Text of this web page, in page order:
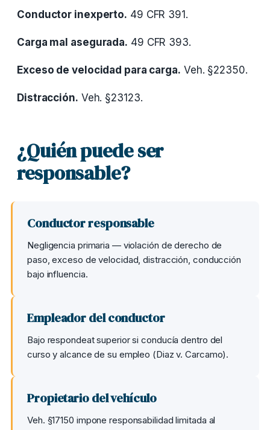
Conductor inexperto. 49 CFR 391.
Carga mal asegurada. 49 CFR 393.
Exceso de velocidad para carga. Veh. §22350.
Distracción. Veh. §23123.
¿Quién puede ser
responsable?
Conductor responsable
Negligencia primaria — violación de derecho de
paso, exceso de velocidad, distracción, conducción
bajo influencia.
Empleador del conductor
Bajo respondeat superior si conducía dentro del
curso y alcance de su empleo (Diaz v. Carcamo).
Propietario del vehículo
Veh. §17150 impone responsabilidad limitada al